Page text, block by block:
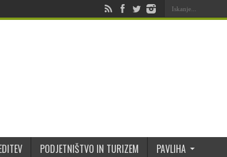
PODJETNIŠTVO IN TURIZEM
PAVLIHA